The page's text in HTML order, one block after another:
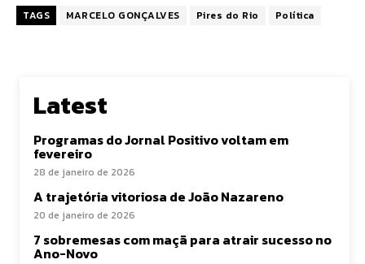
TAGS MARCELO GONÇALVES Pires do Rio Política
Latest
Programas do Jornal Positivo voltam em
fevereiro
28 de janeiro de 2026
A trajetória vitoriosa de João Nazareno
20 de janeiro de 2026
7 sobremesas com maçã para atrair sucesso no
Ano-Novo